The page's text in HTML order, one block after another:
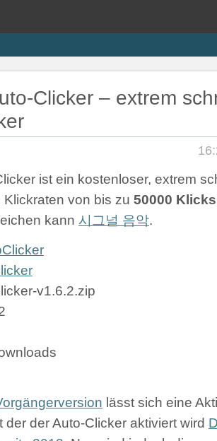
Clicker – extrem
ist ein kostenloser, extrem
Klickraten von bis zu 50000
kann 시그널 음악.
v1.6.2.zip
lässt sich eine
der der Auto-Clicker aktiviert wird